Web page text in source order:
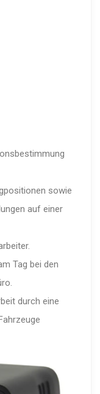
sowie
auf einer
Tag bei den
durch eine